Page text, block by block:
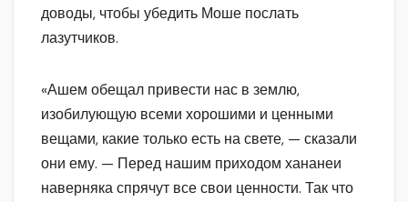
доводы, чтобы убедить Моше послать
лазутчиков.
«Ашем обещал привести нас в землю,
изобилующую всеми хорошими и ценными
вещами, какие только есть на свете, — сказали
они ему. — Перед нашим приходом хананеи
наверняка спрячут все свои ценности. Так что